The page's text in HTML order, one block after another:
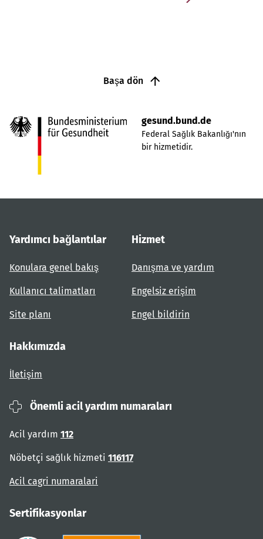
Başa dön
gesund.bund.de
Federal Sağlık Bakanlığı'nın
bir hizmetidir.
Yardımcı bağlantılar
Konulara genel bakış
Kullanıcı talimatları
Site planı
Hizmet
Danışma ve yardım
Engelsiz erişim
Engel bildirin
Hakkımızda
İletişim
Önemli acil yardım numaraları
Acil yardım 112
Nöbetçi sağlık hizmeti 116117
Acil cagri numaralari
Sertifikasyonlar